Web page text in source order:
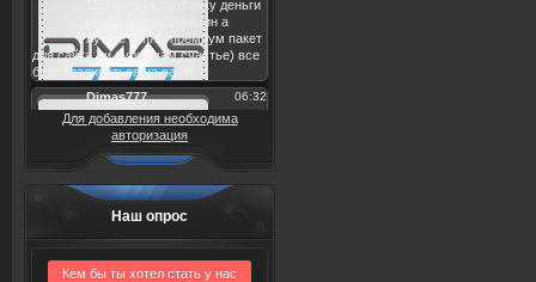
Для добавления необходима
авторизация
Наш опрос
Кем бы ты хотел стать у нас